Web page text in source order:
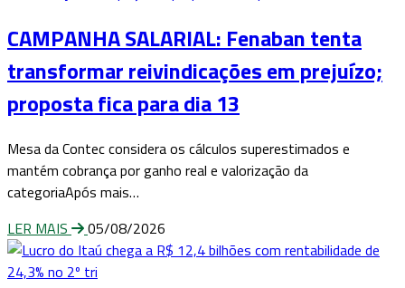
CAMPANHA SALARIAL: Fenaban tenta
transformar reivindicações em prejuízo;
proposta fica para dia 13
Mesa da Contec considera os cálculos superestimados e
mantém cobrança por ganho real e valorização da
categoriaApós mais…
LER MAIS
05/08/2026